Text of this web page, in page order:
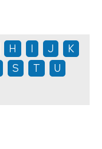
H I J
K
S T
U